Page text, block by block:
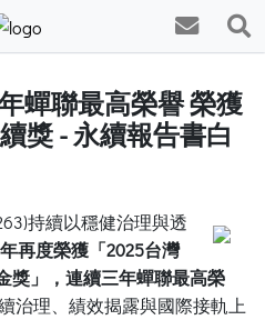
蟬聯最高榮譽 榮獲
獎 - 永續報告書白
持續以穩健治理與透
再度榮獲「2025台灣
獎」，連續三年蟬聯最高榮
治理、績效揭露與國際接軌上